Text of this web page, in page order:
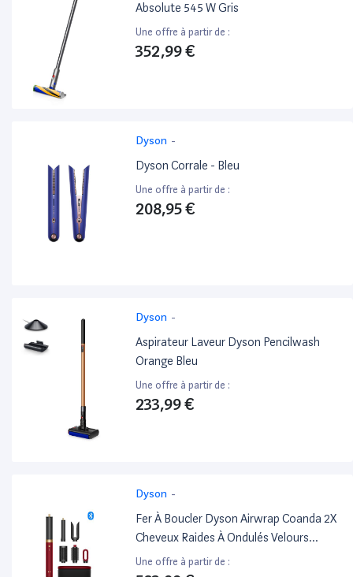
Absolute 545 W Gris
Une offre à partir de :
352,99 €
Dyson -
Dyson Corrale - Bleu
Une offre à partir de :
208,95 €
Dyson -
Aspirateur Laveur Dyson Pencilwash
Orange Bleu
Une offre à partir de :
233,99 €
Dyson -
Fer À Boucler Dyson Airwrap Coanda 2X
Cheveux Raides À Ondulés Velours
Rouge Et Or
Une offre à partir de :